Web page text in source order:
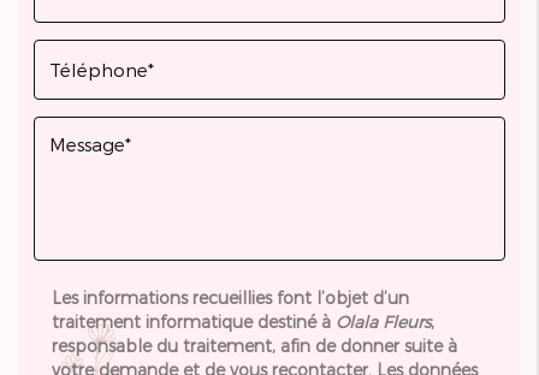
Les informations recueillies font l’objet d’un
traitement informatique destiné àOlala Fleurs,
responsable du traitement, afin de donner suite à
votre demande et de vous recontacter. Les données